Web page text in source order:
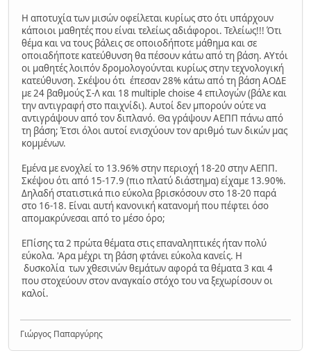
Η αποτυχία των μισών οφείλεται κυρίως στο ότι υπάρχουν
κάποιοι μαθητές που είναι τελείως αδιάφοροι. Τελείως!!! Ότι
θέμα και να τους βάλεις σε οποιοδήποτε μάθημα και σε
οποιαδήποτε κατεύθυνση θα πέσουν κάτω από τη βάση. ΑΥτόι
οι μαθητές λοιπόν δρομολογούνται κυρίως στην τεχνολογική
κατεύθυνση. Σκέψου ότι έπεσαν 28% κάτω από τη βάση ΑΟΔΕ
με 24 βαθμούς Σ-Λ και 18 multiple choise 4 επιλογών (βάλε και
την αντιγραφή στο παιχνίδι). Αυτοί δεν μπορούν ούτε να
αντιγράψουν από τον διπλανό. Θα γράψουν ΑΕΠΠ πάνω από
τη βάση; Έτσι όλοι αυτοί ενισχύουν τον αριθμό των δικών μας
κομμένων.
Εμένα με ενοχλεί το 13.96% στην περιοχή 18-20 στην ΑΕΠΠ.
Σκέψου ότι από 15-17.9 (πιο πλατύ διάστημα) είχαμε 13.90%.
Δηλαδή στατιστικά πιο εύκολα βρισκόσουν στο 18-20 παρά
στο 16-18. Είναι αυτή κανονική κατανομή που πέφτει όσο
απομακρύνεσαι από το μέσο όρο;
ΕΠίσης τα 2 πρώτα θέματα στις επαναληπτικές ήταν πολύ
εύκολα. 'Αρα μέχρι τη βάση φτάνει εύκολα κανείς. Η
δυσκολία των χθεσινών θεμάτων αφορά τα θέματα 3 και 4
που στοχεύουν στον αναγκαίο στόχο του να ξεχωρίσουν οι
καλοί.
Γιώργος Παπαργύρης